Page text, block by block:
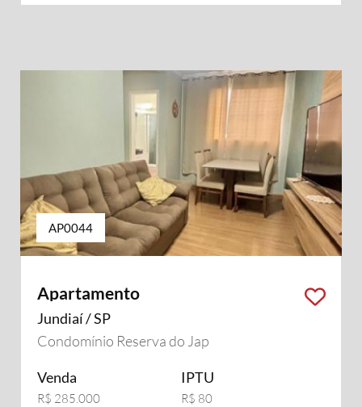
AP0044
Apartamento
Jundiaí / SP
Condomínio Reserva do Jap
Venda
R$ 285.000
IPTU
R$ 80